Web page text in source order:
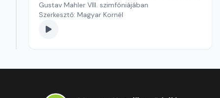
Gustav Mahler VIII. szimfóniájában
Szerkesztő: Magyar Kornél